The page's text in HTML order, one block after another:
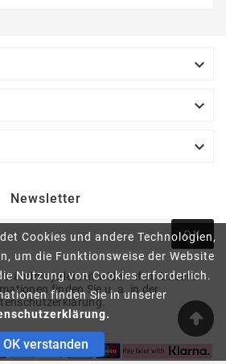
Cookies und andere Technologien,
um die Funktionsweise der Website
Nutzung von Cookies erforderlich.
finden Sie in unserer
OK verstanden



Newsletter
OK
jederzeit widerrufen. Unsere
finden Sie u. a. in der